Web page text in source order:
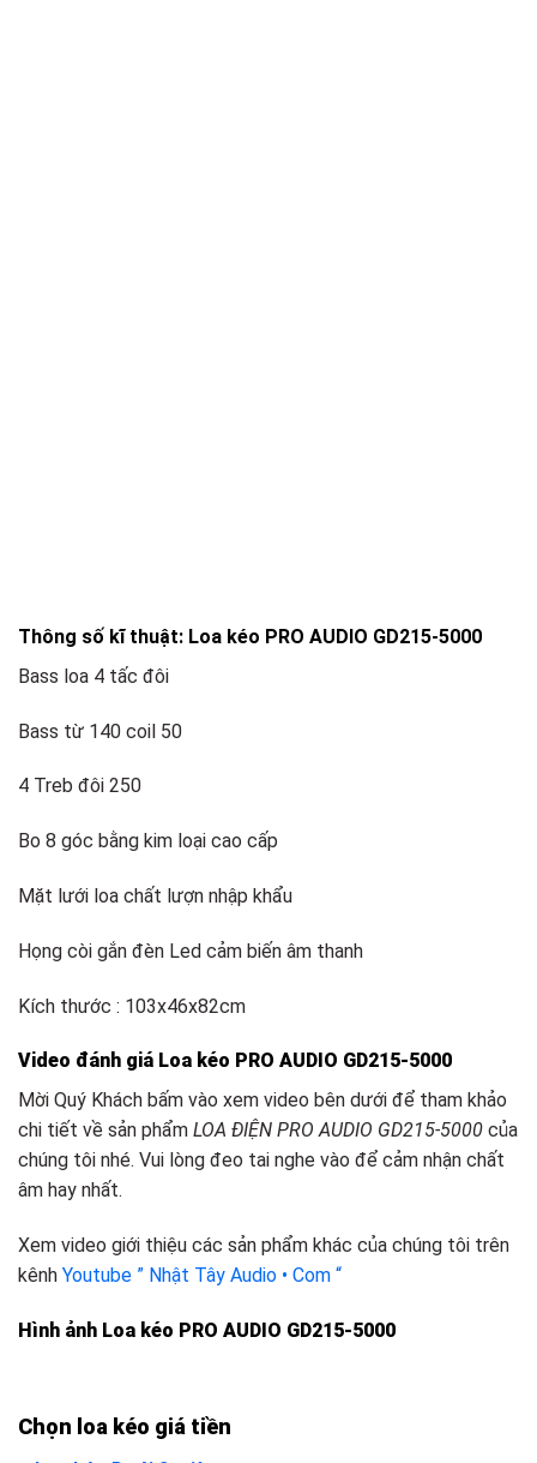
Thông số kĩ thuật: Loa kéo PRO AUDIO GD215-5000
Bass loa 4 tấc đôi
Bass từ 140 coil 50
4 Treb đôi 250
Bo 8 góc bằng kim loại cao cấp
Mặt lưới loa chất lượn nhập khẩu
Họng còi gắn đèn Led cảm biến âm thanh
Kích thước : 103x46x82cm
Video đánh giá Loa kéo PRO AUDIO GD215-5000
Mời Quý Khách bấm vào xem video bên dưới để tham khảo
chi tiết về sản phẩm LOA ĐIỆN PRO AUDIO GD215-5000 của
chúng tôi nhé. Vui lòng đeo tai nghe vào để cảm nhận chất
âm hay nhất.
Xem video giới thiệu các sản phẩm khác của chúng tôi trên
kênh Youtube ” Nhật Tây Audio • Com “
Hình ảnh Loa kéo PRO AUDIO GD215-5000
Chọn loa kéo giá tiền